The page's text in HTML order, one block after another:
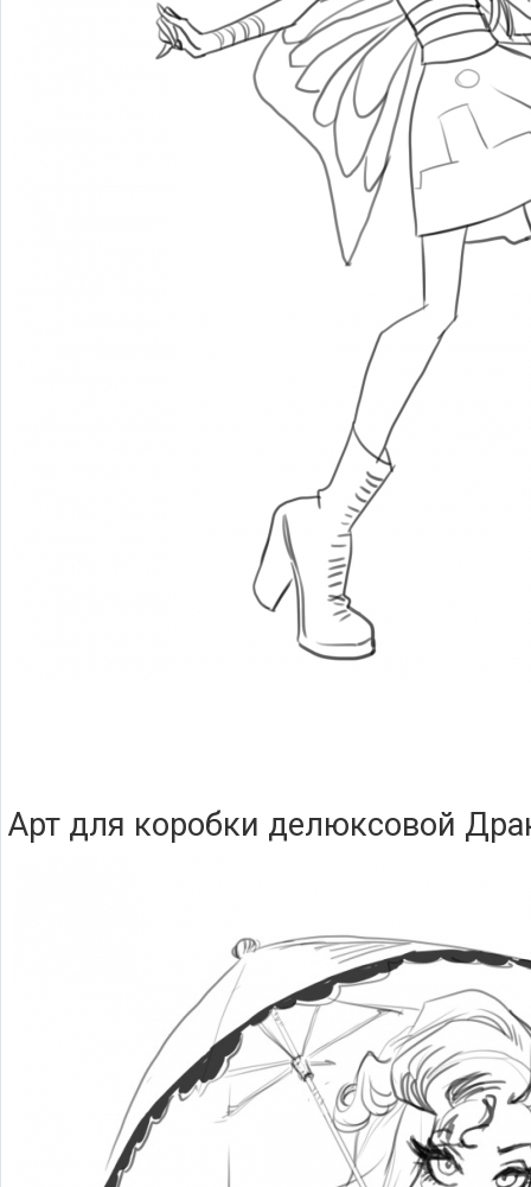
Арт для коробки делюксовой